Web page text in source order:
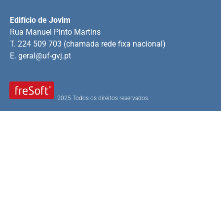
2025 Todos os direitos reservados.
Edifício de Jovim
Rua Manuel Pinto Martins
T. 224 509 703 (chamada rede fixa nacional)
E. geral@uf-gvj.pt